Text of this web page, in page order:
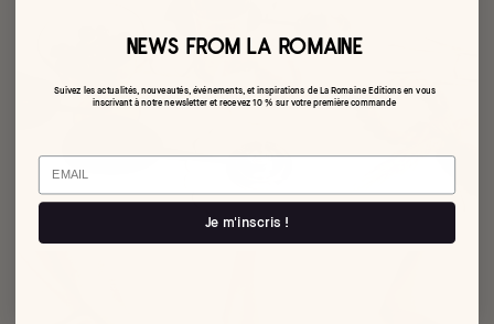
NEWS FROM LA ROMAINE
Suivez les actualités, nouveautés, événements, et inspirations de La Romaine Editions en vous
inscrivant à notre newsletter et recevez 10 % sur votre première commande
Email
Je m'inscris !